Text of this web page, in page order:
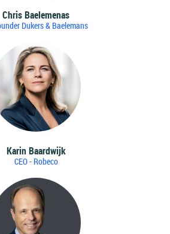
Chris Baelemenas
Dukers & Baelemans
Karin Baardwijk
CEO - Robeco